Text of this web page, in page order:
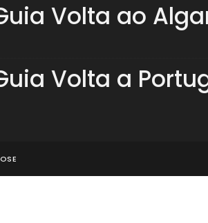
Volta ao
Volta a